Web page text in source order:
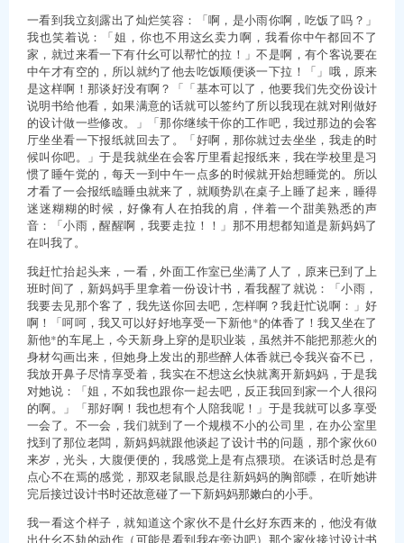
一看到我立刻露出了灿烂笑容：「啊，是小雨你啊，吃饭了吗？」
我也笑着说：「姐，你也不用这幺卖力啊，我看你中午都回不了
家，就过来看一下有什幺可以帮忙的拉！」不是啊，有个客说要在
中午才有空的，所以就约了他去吃饭顺便谈一下拉！「」哦，原来
是这样啊！那谈好没有啊？「「基本可以了，他要我们先交份设计
说明书给他看，如果满意的话就可以签约了所以我现在就对刚做好
的设计做一些修改。」「那你继续干你的工作吧，我过那边的会客
厅坐坐看一下报纸就回去了。「好啊，那你就过去坐坐，我走的时
候叫你吧。」于是我就坐在会客厅里看起报纸来，我在学校里是习
惯了睡午觉的，每天一到中午一点多的时候就开始想睡觉的。所以
才看了一会报纸瞌睡虫就来了，就顺势趴在桌子上睡了起来，睡得
迷迷糊糊的时候，好像有人在拍我的肩，伴着一个甜美熟悉的声
音：「小雨，醒醒啊，我要走拉！！」那不用想都知道是新妈妈了
在叫我了。
我赶忙抬起头来，一看，外面工作室已坐满了人了，原来已到了上
班时间了，新妈妈手里拿着一份设计书，看我醒了就说：「小雨，
我要去见那个客了，我先送你回去吧，怎样啊？我赶忙说啊：」好
啊！「呵呵，我又可以好好地享受一下新他*的体香了！我又坐在了
新他*的车尾上，今天新身上穿的是职业装，虽然并不能把那惹火的
身材勾画出来，但她身上发出的那些醉人体香就已令我兴奋不已，
我放开鼻子尽情享受着，我实在不想这幺快就离开新妈妈，于是我
对她说：「姐，不如我也跟你一起去吧，反正我回到家一个人很闷
的啊。」「那好啊！我也想有个人陪我呢！」于是我就可以多享受
一会了。不一会，我们就到了一个规模不小的公司里，在办公室里
找到了那位老闆，新妈妈就跟他谈起了设计书的问题，那个家伙60
来岁，光头，大腹便便的，我感觉上是有点猥琐。在谈话时总是有
点心不在焉的感觉，那双老鼠眼总是往新妈妈的胸部瞟，在听她讲
完后接过设计书时还故意碰了一下新妈妈那嫩白的小手。
我一看这个样子，就知道这个家伙不是什幺好东西来的，他没有做
出什幺不轨的动作（可能是看到我在旁边吧）那个家伙接过设计书